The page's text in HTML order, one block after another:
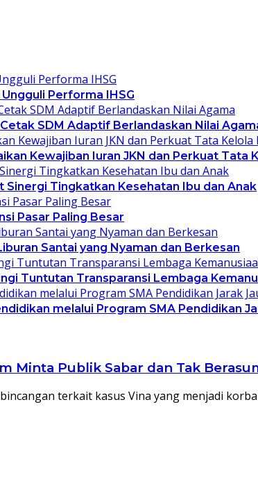
Performa IHSG
SDM Adaptif Berlandaskan Nilai
Kewajiban Iuran JKN dan Perkuat Tata
Sinergi Tingkatkan Kesehatan Ibu dan Anak
Pasar Paling Besar
Santai yang Nyaman dan Berkesan
Tuntutan Transparansi Lembaga
melalui Program SMA Pendidikan
Minta Publik Sabar dan Tak
terkait kasus Vina yang menjadi